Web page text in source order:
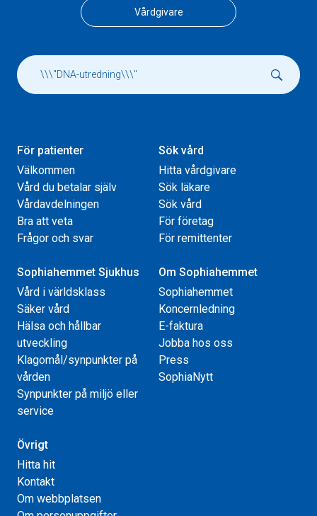
Vårdgivare
För patienter
Välkommen
Vård du betalar själv
Vårdavdelningen
Bra att veta
Frågor och svar
Sök vård
Hitta vårdgivare
Sök läkare
Sök vård
För företag
För remittenter
Sophiahemmet Sjukhus
Vård i världsklass
Säker vård
Hälsa och hållbar
utveckling
Klagomål/synpunkter på
vården
Synpunkter på miljö eller
service
Om Sophiahemmet
Sophiahemmet
Koncernledning
E-faktura
Jobba hos oss
Press
SophiaNytt
Övrigt
Hitta hit
Kontakt
Om webbplatsen